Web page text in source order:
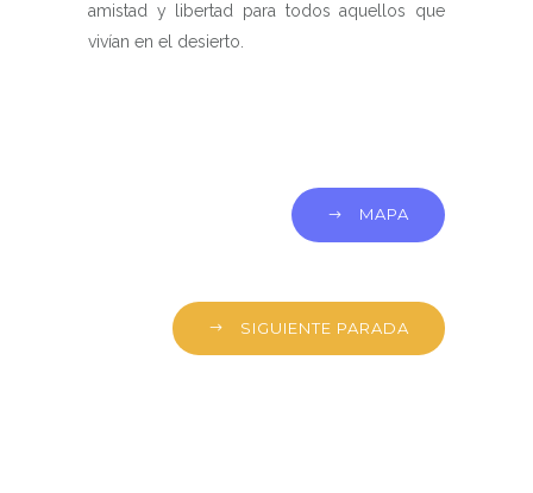
amistad y libertad para todos aquellos que
vivían en el desierto.
MAPA
SIGUIENTE PARADA